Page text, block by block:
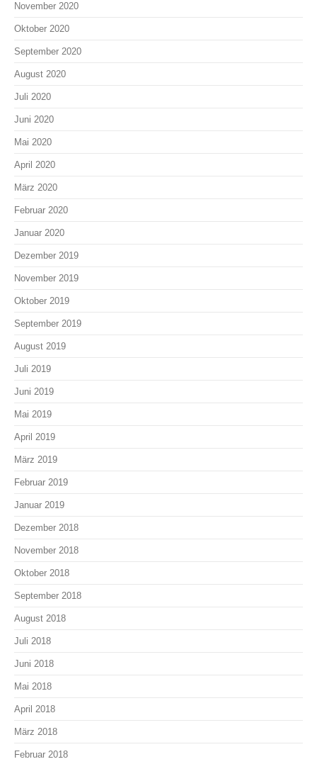
November 2020
Oktober 2020
September 2020
August 2020
Juli 2020
Juni 2020
Mai 2020
April 2020
März 2020
Februar 2020
Januar 2020
Dezember 2019
November 2019
Oktober 2019
September 2019
August 2019
Juli 2019
Juni 2019
Mai 2019
April 2019
März 2019
Februar 2019
Januar 2019
Dezember 2018
November 2018
Oktober 2018
September 2018
August 2018
Juli 2018
Juni 2018
Mai 2018
April 2018
März 2018
Februar 2018